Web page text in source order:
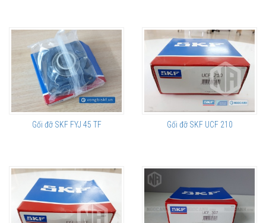
Muabanvongbi.com - Đại lý ủy quyền SKF chính hãng
Chuyên phân phối các loại gối đỡ hai nửa SNL, SE... chính hãng.
Add: 17 Tố Hữu, Trung Văn, Nam Từ Liêm, Hà Nội.
Hotline: 096 123 8558 - 033 999 5999
info@muabanvongbi.com
Gối đỡ SKF FYJ 45 TF Gối đỡ SKF UCF 210